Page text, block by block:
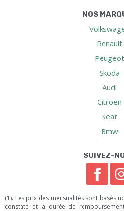
NOS
Renault
Peugeot
Skoda
Audi
Citroen
Seat
Bmw
SUIVEZ-
(1). Les prix des mensualités sont basés
constaté et la durée de